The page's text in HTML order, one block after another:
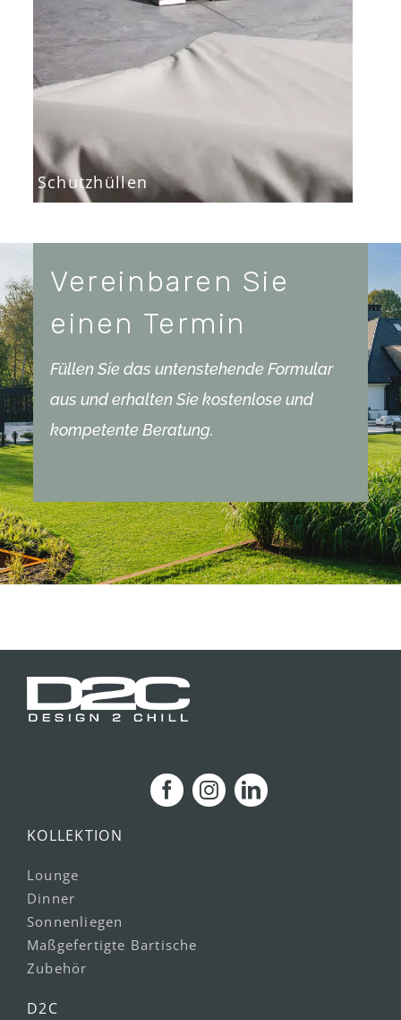
Schutzhüllen
Vereinbaren Sie
einen Termin
Füllen Sie das untenstehende Formular
aus und erhalten Sie kostenlose und
kompetente Beratung.
KOLLEKTION
Lounge
Dinner
Sonnenliegen
Maßgefertigte Bartische
Zubehör
D2C